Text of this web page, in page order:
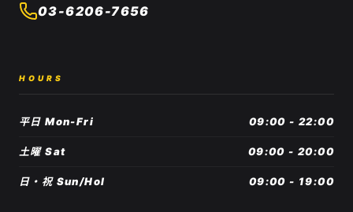
03-6206-7656
HOURS
平日 Mon-Fri 09:00 - 22:00
土曜 Sat 09:00 - 20:00
日・祝 Sun/Hol 09:00 - 19:00